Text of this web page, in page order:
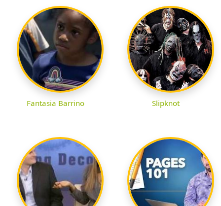
Fantasia Barrino Slipknot